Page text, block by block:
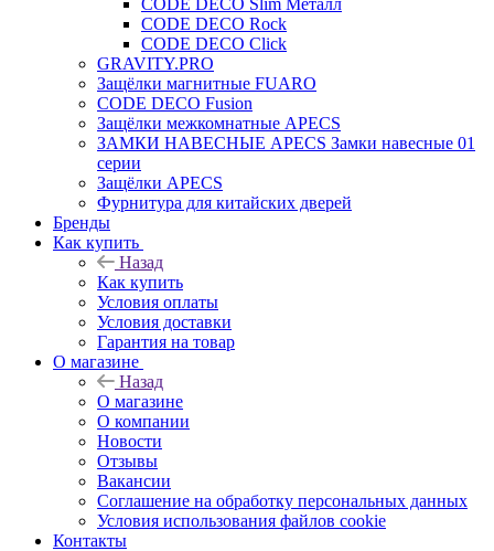
CODE DECO Slim Металл
CODE DECO Rock
CODE DECO Click
GRAVITY.PRO
Защёлки магнитные FUARO
CODE DECO Fusion
Защёлки межкомнатные APECS
ЗАМКИ НАВЕСНЫЕ APECS Замки навесные 01
серии
Защёлки APECS
Фурнитура для китайских дверей
Бренды
Как купить
Назад
Как купить
Условия оплаты
Условия доставки
Гарантия на товар
О магазине
Назад
О магазине
О компании
Новости
Отзывы
Вакансии
Соглашение на обработку персональных данных
Условия использования файлов cookie
Контакты